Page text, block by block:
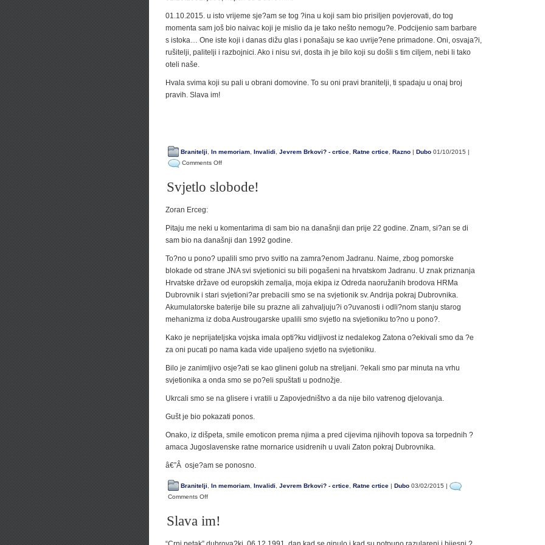
01.10.2015. u isto vrijeme sje?am se tog ?ina u koji sam bio prisiljen povjerovati, do tog
momenta sam još bio naivac koji je mislio da je tako nešto nemogu?e. Podcijenio sam barbare
s istoka… One iste koji i danas dižu glas i ponašaju se kao uvrije?ene primadone. Oni, osvaja?i,
rušitelji, palitelji i razbojnici. Ako i nisu svi, dosta ih je bilo koji su došli s tim ciljem, nebi li tako
oteli naše.
Hvala svima koji su pali u obrani domovine. To su oni pravi branitelji, ti spadaju u onaj broj
pravih. Slava im!
Branitelji In memoriam Invalidi Jevrem Brkovi? - crtice Ratne crtice Razno | Dubo 01/10/2015 |
Comments Offon
godine…
Svjetlo slobode!
Zoran Erceg:
Pitaju me neki u komentarima di sam bio na današnji dan prije 22 godine. Znam, si?an se di
sam bio na današnji dan 1992 godine.
To?no u pono? upalili smo prvo svitlo na zamra?enom Jadranu. Naime, zbog pomorske
blokade od strane JNA svi svjetionici su bili pogašeni na hrvatskom Jadranu. U znak priznanja
Hrvatske države od europskih zemalja, moja ekipa iz Odreda naoružanih brodova HRMa
Dubrovnik i stari svjetioni?ar prebacili smo se na svjetionik sv. Andrija pokraj Dubrovnika.
Akumulatorske baterije bile su prazne ali zahvaljuju?i o?uvanosti i odli?nom stanju starog
mehanizma iz doba Austrougarske upalili smo svjetlo na svjetioniku to?no u pono?.
Kako je neprijateljska vojska imala opti?ku vidljivost iz nedalekog Zatona o?ekivali smo da ?e
za oni pucati po nama kada vide upaljeno svjetlo na svjetioniku.
Bilo je zanimljivo osje?ati se kao glineni golub na streljani. ?ekali smo par minuta na vrhu
svjetionika a onda smo se po?eli spuštati u podnožje.
Ukrcali smo se na glisere i vratili u Zapovjedništvo a da nije bilo vatrenog djelovanja.
Gušt je bio pokazati ponos.
Onako, iz dišpeta, smile emoticon prema njima a pred cijevima njihovih topova sa torpednih ?
amaca Jugoslavenske ratne mornarice usidrenih u uvali Zaton pokraj Dubrovnika.
â€”Â osje?am se ponosno.
Branitelji In memoriam Invalidi Jevrem Brkovi? - crtice Ratne crtice | Dubo 03/02/2015 |
Comments Offon
slobode!
Slava im!